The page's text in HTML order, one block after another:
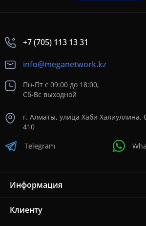
+7 (705) 113 13 31
info@meganetwork.kz
Пн-Пт с 09:00 до 18:00,
Сб-Вс выходной
г. Алматы, улица Хаби Халиуллина,
410
Telegram
Информация
Клиенту